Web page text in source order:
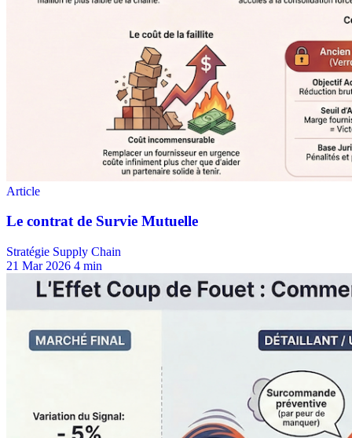
Stratégie Supply Chain
21 Mar 2026 4 min